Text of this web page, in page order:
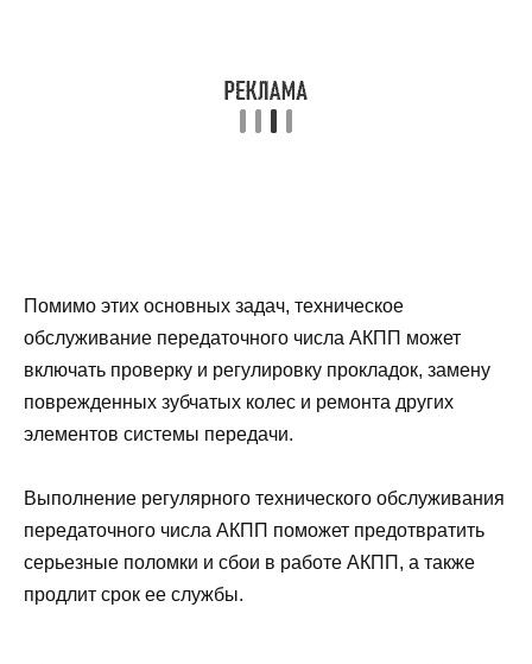
Помимо этих основных задач, техническое
обслуживание передаточного числа АКПП может
включать проверку и регулировку прокладок, замену
поврежденных зубчатых колес и ремонта других
элементов системы передачи.
Выполнение регулярного технического обслуживания
передаточного числа АКПП поможет предотвратить
серьезные поломки и сбои в работе АКПП, а также
продлит срок ее службы.